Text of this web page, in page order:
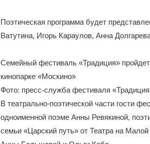
Поэтическая программа будет
Ватутина, Игорь Караулов, Анна
Семейный фестиваль «Традиция»
кинопарке «Москино»
Фото: пресс-служба фестиваля
В театрально-поэтической части гости
одноименной поэме Анны Ревякиной,
семьи «Царский путь» от Театра на